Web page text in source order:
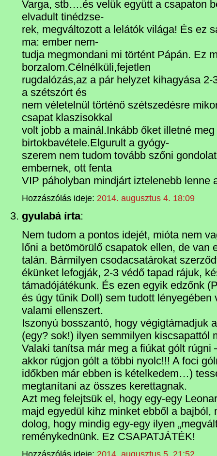
Varga, stb….és velük együtt a csapaton
elvadult tinédzse-
rek, megváltozott a lelátók világa! És ez
ma: ember nem-
tudja megmondani mi történt Pápán. Ez
borzalom.Célnélküli,fejetlen
rugdalózás,az a pár helyzet kihagyása
a szétszórt és
nem véletelnül történő szétszedésre
csapat klaszisokkal
volt jobb a mainál.Inkább őket illetné
birtokbavétele.Elgurult a gyógy-
szerem nem tudom tovább szőni
embernek, ott fenta
VIP páholyban mindjárt iztelenebb lenne
Hozzászólás ideje: 2014. augusztus 4. 18:09
gyulabá írta:
Nem tudom a pontos idejét, mióta nem
lőni a betömörülő csapatok ellen, de van
talán. Bármilyen csodacsatárokat
ékünket lefogják, 2-3 védő tapad rájuk,
támadójátékunk. És ezen egyik edzőnk
és úgy tűnik Doll) sem tudott lényegében
valami ellenszert.
Iszonyú bosszantó, hogy végigtámadjuk
(egy? sok!) ilyen semmilyen kiscsapattól
Valaki tanítsa már meg a fiúkat gólt rúgni
akkor rúgjon gólt a többi nyolc!!! A foci
időkben már ebben is kételkedem…)
megtanítani az összes kerettagnak.
Azt meg felejtsük el, hogy egy-egy
majd egyedül kihz minket ebből a bajból,
dolog, hogy mindig egy-egy ilyen
reménykednünk. Ez CSAPATJÁTÉK!